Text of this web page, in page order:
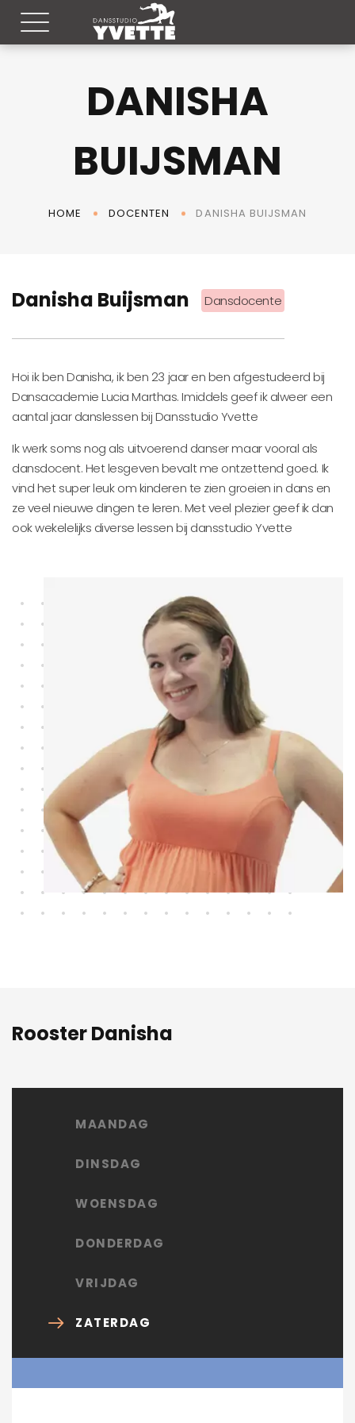
DANISHA
BUIJSMAN
HOME DOCENTEN DANISHA BUIJSMAN
Danisha Buijsman Dansdocente
Hoi ik ben Danisha, ik ben 23 jaar en ben afgestudeerd bij
Dansacademie Lucia Marthas. Imiddels geef ik alweer een
aantal jaar danslessen bij Dansstudio Yvette
Ik werk soms nog als uitvoerend danser maar vooral als
dansdocent. Het lesgeven bevalt me ontzettend goed. Ik
vind het super leuk om kinderen te zien groeien in dans en
ze veel nieuwe dingen te leren. Met veel plezier geef ik dan
ook wekelelijks diverse lessen bij dansstudio Yvette
Rooster Danisha
MAANDAG
DINSDAG
WOENSDAG
DONDERDAG
VRIJDAG
ZATERDAG